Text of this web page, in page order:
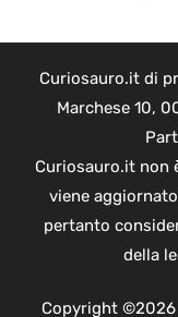
Curiosauro.it di
Marchese 10,
Curiosauro.it non
viene
pertanto
della
Copyright